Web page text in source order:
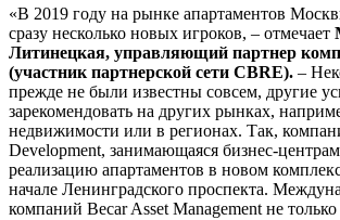
«В 2019 году на рынке апартаментов
сразу несколько новых игроков, – отмечает
Литинецкая, управляющий партнер
(участник партнерской сети CBRE). –
прежде не были известны совсем, другие
зарекомендовать на других рынках,
недвижимости или в регионах. Так,
Development, занимающаяся бизнес-
реализацию апартаментов в новом
начале Ленинградского проспекта.
компаний Becar Asset Management не